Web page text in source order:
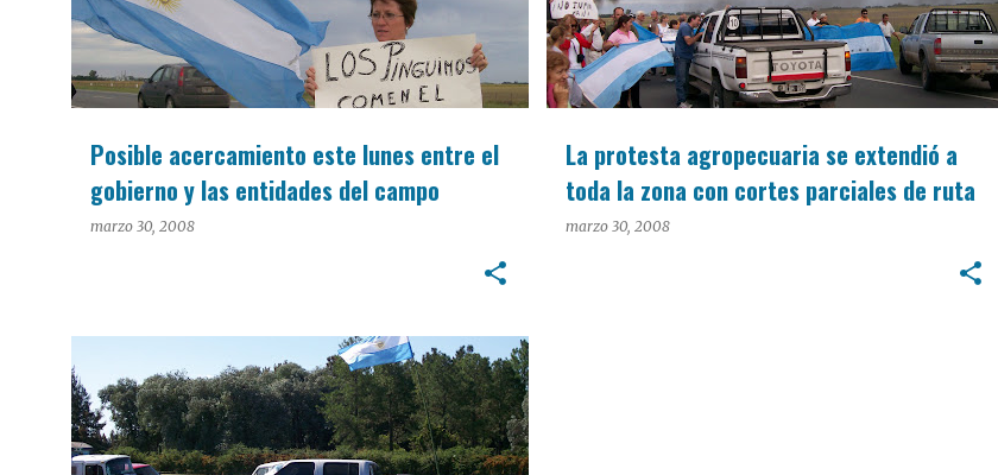
Posible acercamiento este lunes entre el
gobierno y las entidades del campo
marzo 30, 2008
La protesta agropecuaria se extendió a
toda la zona con cortes parciales de ruta
marzo 30, 2008